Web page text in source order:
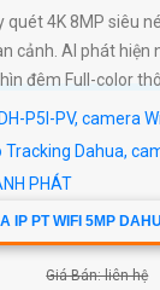
quét 4K 8MP siêu
cảnh. AI phát hiện
đêm Full-color
IP PT WIFI 5MP
Giá Bán: liên hệ